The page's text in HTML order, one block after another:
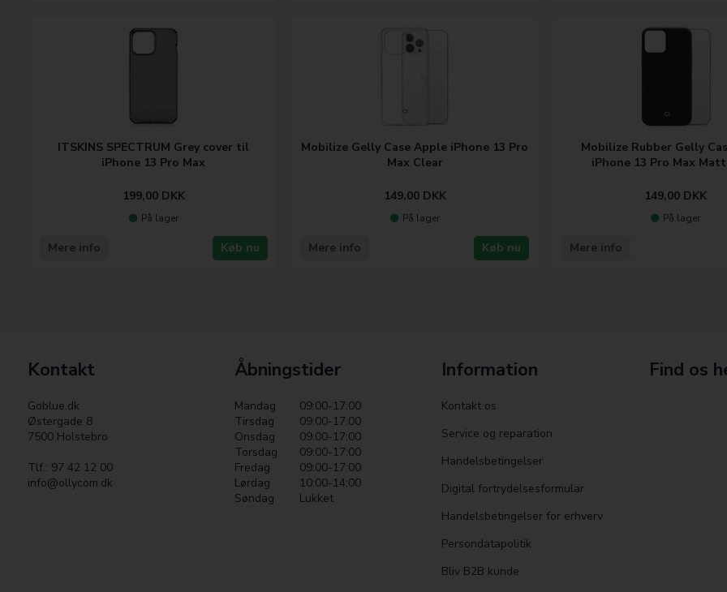
ITSKINS SPECTRUM Grey cover til
iPhone 13 Pro Max
199,00 DKK
På lager
Køb nu
Mere info
Mobilize Gelly Case Apple iPhone 13 Pro
Max Clear
149,00 DKK
På lager
Køb nu
Mere info
Mobilize Rubber Gelly
iPhone 13 Pro Max
149,00 DKK
På lager
Mere info
Kontakt
Goblue.dk
Østergade 8
7500 Holstebro
Tlf.: 97 42 12 00
info@ollycom.dk
Åbningstider
Mandag
09:00-17:00
Tirsdag
09:00-17:00
Onsdag
09:00-17:00
Torsdag
09:00-17:00
Fredag
09:00-17:00
Lørdag
10:00-14:00
Søndag
Lukket
Information
Kontakt os
Service og reparation
Handelsbetingelser
Digital fortrydelsesformular
Handelsbetingelser for erhverv
Persondatapolitik
Bliv B2B kunde
Find os